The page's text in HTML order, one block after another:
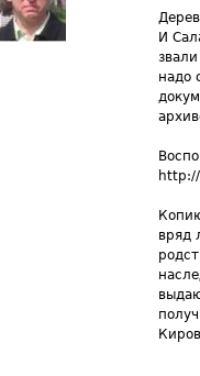
И
надо
вряд